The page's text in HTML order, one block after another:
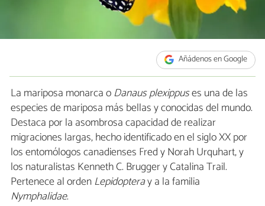
Añádenos en Google
La mariposa monarca oDanaus plexippuses una de las
especies de mariposa más bellas y conocidas del mundo.
Destaca por la asombrosa capacidad de realizar
migraciones largas, hecho identificado en el siglo XX por
los entomólogos canadienses Fred y Norah Urquhart, y
los naturalistas Kenneth C. Brugger y Catalina Trail.
Pertenece al ordenLepidopteray a la familia
Nymphalidae.